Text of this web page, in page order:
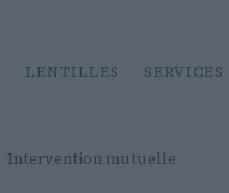
LENTILLES SERVICES
Intervention mutuelle